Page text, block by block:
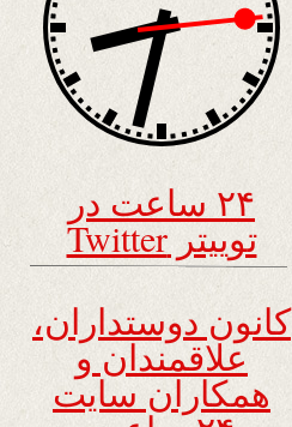
۲۴ ساعت در
توییتر Twitter
کانون دوستداران،
علاقمندان و
همکاران سایت